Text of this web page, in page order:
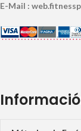
E-Mail :